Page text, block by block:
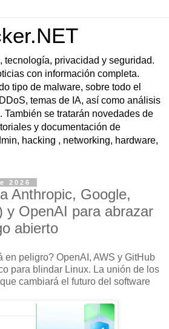
tecnología, privacidad y seguridad.
con información completa.
tipo de malware, sobre todo el
temas de IA, así como análisis
También se tratarán novedades de
y documentación de
hacking , networking, hardware,
2026
Anthropic, Google,
y OpenAI para abrazar
abierto
en peligro? OpenAI, AWS y GitHub
para blindar Linux. La unión de los
cambiará el futuro del software